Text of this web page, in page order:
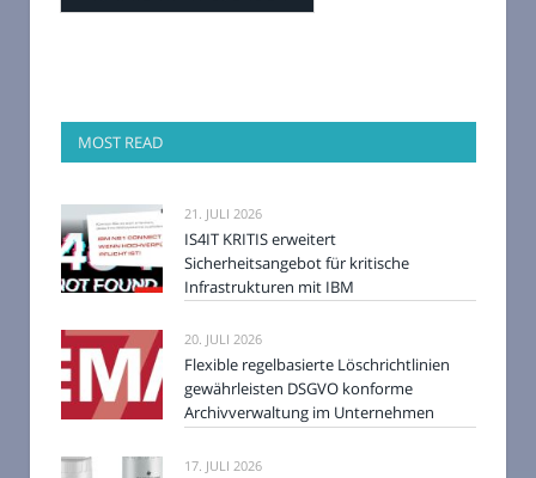
MOST READ
21. JULI 2026
IS4IT KRITIS erweitert
Sicherheitsangebot für kritische
Infrastrukturen mit IBM
20. JULI 2026
Flexible regelbasierte Löschrichtlinien
gewährleisten DSGVO konforme
Archivverwaltung im Unternehmen
17. JULI 2026